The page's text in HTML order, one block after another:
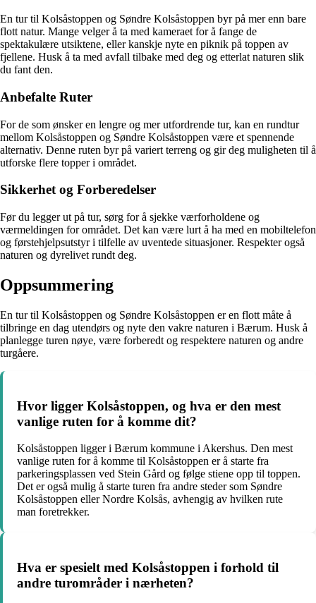
En tur til Kolsåstoppen og Søndre Kolsåstoppen byr på mer enn bare
flott natur. Mange velger å ta med kameraet for å fange de
spektakulære utsiktene, eller kanskje nyte en piknik på toppen av
fjellene. Husk å ta med avfall tilbake med deg og etterlat naturen slik
du fant den.
Anbefalte Ruter
For de som ønsker en lengre og mer utfordrende tur, kan en rundtur
mellom Kolsåstoppen og Søndre Kolsåstoppen være et spennende
alternativ. Denne ruten byr på variert terreng og gir deg muligheten til å
utforske flere topper i området.
Sikkerhet og Forberedelser
Før du legger ut på tur, sørg for å sjekke værforholdene og
værmeldingen for området. Det kan være lurt å ha med en mobiltelefon
og førstehjelpsutstyr i tilfelle av uventede situasjoner. Respekter også
naturen og dyrelivet rundt deg.
Oppsummering
En tur til Kolsåstoppen og Søndre Kolsåstoppen er en flott måte å
tilbringe en dag utendørs og nyte den vakre naturen i Bærum. Husk å
planlegge turen nøye, være forberedt og respektere naturen og andre
turgåere.
Hvor ligger Kolsåstoppen, og hva er den mest
vanlige ruten for å komme dit?
Kolsåstoppen ligger i Bærum kommune i Akershus. Den mest
vanlige ruten for å komme til Kolsåstoppen er å starte fra
parkeringsplassen ved Stein Gård og følge stiene opp til toppen.
Det er også mulig å starte turen fra andre steder som Søndre
Kolsåstoppen eller Nordre Kolsås, avhengig av hvilken rute
man foretrekker.
Hva er spesielt med Kolsåstoppen i forhold til
andre turområder i nærheten?